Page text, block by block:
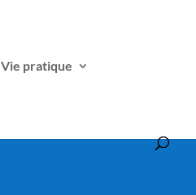
Vie pratique